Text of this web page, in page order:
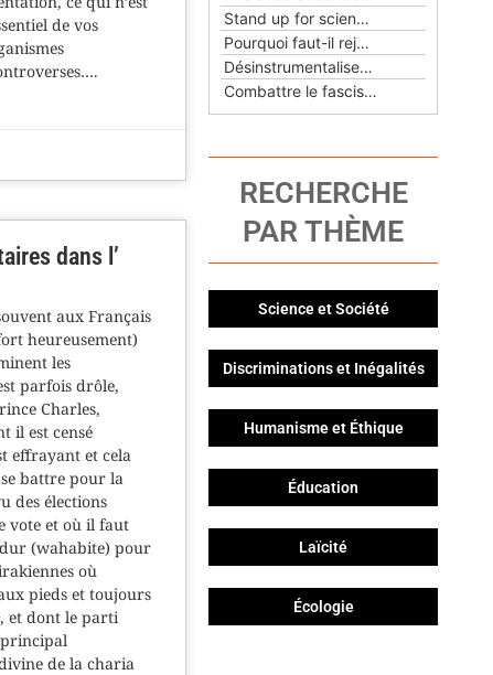
de vos
dans l’
aux Français
heureusement)
les
parfois drôle,
Charles,
il est censé
effrayant et cela
battre pour la
des élections
vote et où il faut
(wahabite) pour
où
pieds et toujours
et dont le parti
de la charia
Stand up for science !
Pourquoi faut-il rejoindre l'Union rationaliste ?
Désinstrumentaliser la laïcité
Combattre le fascisme avec Pasolini
RECHERCHE
PAR THÈME
Science et Société
Discriminations et Inégalités
Humanisme et Éthique
Éducation
Laïcité
Écologie